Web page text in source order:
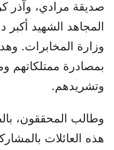
صديقة مرادي، وآذر
المجاهد الشهيد أكبر
وزارة المخابرات.
بمصادرة ممتلكاتهم
وتشريدهم.
وطالب المحققون،
هذه العائلات